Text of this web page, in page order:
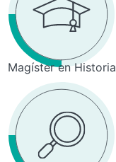
Magíster en Historia